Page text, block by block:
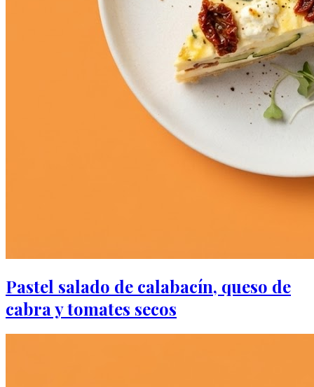
Pastel salado de calabacín, queso de
cabra y tomates secos